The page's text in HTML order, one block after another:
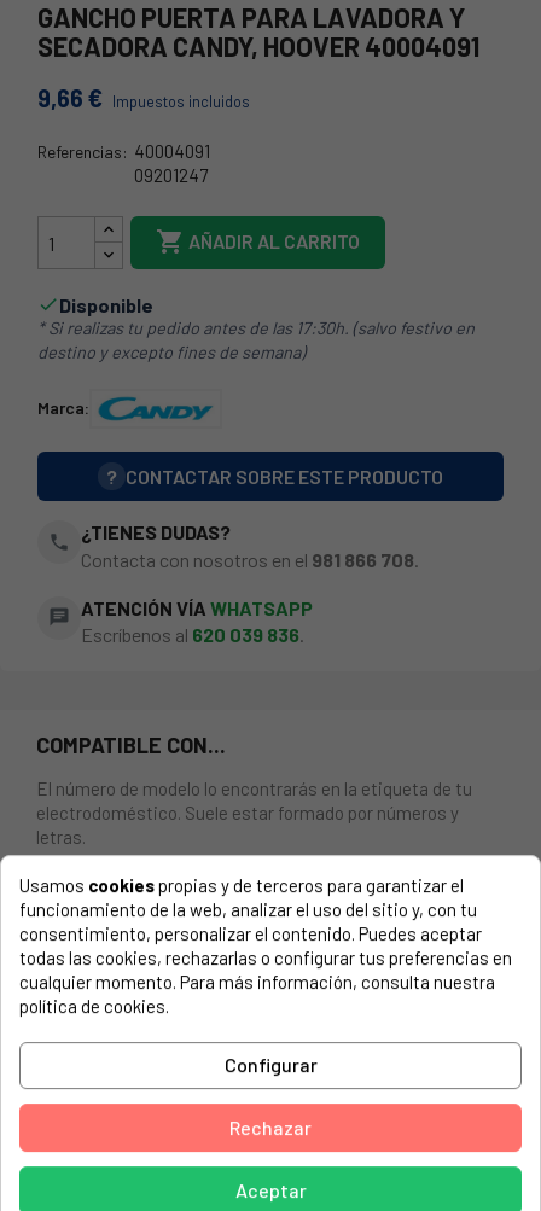
GANCHO PUERTA PARA LAVADORA Y
SECADORA CANDY, HOOVER 40004091
9,66 € Impuestos incluidos
Referencias: 40004091
09201247
 AÑADIR AL CARRITO
Disponible
* Si realizas tu pedido antes de las 17:30h. (salvo festivo en
destino y excepto fines de semana)
Marca:
? CONTACTAR SOBRE ESTE PRODUCTO
phone
¿TIENES DUDAS?
Contacta con nosotros en el 981 866 708
chat ATENCIÓN VÍA WHATSAPP
Escríbenos al 620 039 836.
COMPATIBLE CON...
El número de modelo lo encontrarás en la etiqueta de tu
electrodoméstico. Suele estar formado por números y
letras.
GANCHO PUERTA PARA LAVADORA Y SECADORA CANDY,
HOOVER.
CANDY, 31100136 ABCC267-37
CANDY, 31100138 ABCC217-SY
CANDY, 31100147 CC267T-84
Usamos cookiespropias y de terceros para garantizar el
funcionamiento de la web, analizar el uso del sitio y, con tu
consentimiento, personalizar el contenido. Puedes aceptar
todas las cookies, rechazarlas o configurar tus preferencias en
cualquier momento. Para más información, consulta nuestra
política de cookies.
Configurar
Rechazar
Aceptar